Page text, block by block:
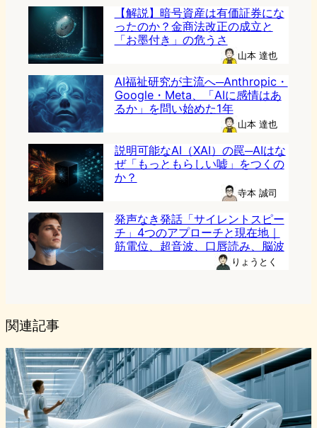
【解説】暗号資産は有価証券にな
ったのか？金商法改正の成立と
「お墨付き」の危うさ
山本 達也
AI福祉研究が主流へ─Anthropic・
Google・Meta、「AIに感情はあ
るか」を問い始めた1年
山本 達也
説明可能なAI（XAI）の罠─AIはな
ぜ「もっともらしい嘘」をつくの
か？
寺本 誠司
発声なき発話「サイレントスピー
チ」4つのアプローチと現在地｜
筋電位、超音波、口唇読み、脳波
りょうとく
関連記事